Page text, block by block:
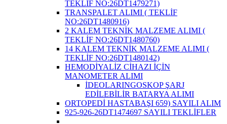
TEKLİF NO:26DT1479271)
TRANSPALET ALIMI ( TEKLİF
NO:26DT1480916)
2 KALEM TEKNİK MALZEME ALIMI (
TEKLİF NO:26DT1480760)
14 KALEM TEKNİK MALZEME ALIMI (
TEKLİF NO:26DT1480142)
HEMODİYALİZ CİHAZI İÇİN
MANOMETER ALIMI
İDEOLARINGOSKOP ŞARJ
EDİLEBİLİR BATARYA ALIMI
ORTOPEDİ HASTABAŞI 659) SAYILI ALIM
925-926-26DT1474697 SAYILI TEKLİFLER